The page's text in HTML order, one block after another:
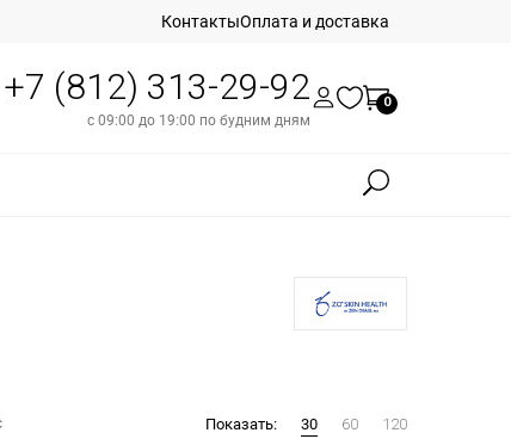
КонтактыОплата и доставка
+7 (812) 313-29-92
с 09:00 до 19:00 по будним дням
0
Показать: 30 60 120